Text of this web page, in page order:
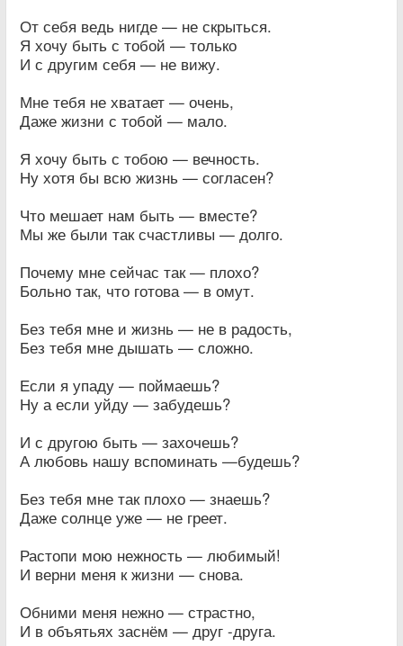
От себя ведь нигде — не скрыться.
Я хочу быть с тобой — только
И с другим себя — не вижу.
Мне тебя не хватает — очень,
Даже жизни с тобой — мало.
Я хочу быть с тобою — вечность.
Ну хотя бы всю жизнь — согласен?
Что мешает нам быть — вместе?
Мы же были так счастливы — долго.
Почему мне сейчас так — плохо?
Больно так, что готова — в омут.
Без тебя мне и жизнь — не в радость,
Без тебя мне дышать — сложно.
Если я упаду — поймаешь?
Ну а если уйду — забудешь?
И с другою быть — захочешь?
А любовь нашу вспоминать —будешь?
Без тебя мне так плохо — знаешь?
Даже солнце уже — не греет.
Растопи мою нежность — любимый!
И верни меня к жизни — снова.
Обними меня нежно — страстно,
И в объятьях заснём — друг -друга.